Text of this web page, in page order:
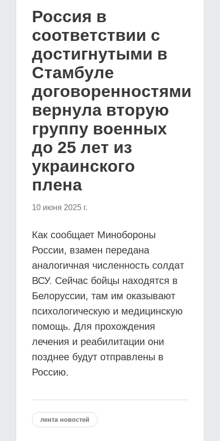
Россия в
соответствии с
достигнутыми в
Стамбуле
договоренностями
вернула вторую
группу военных
до 25 лет из
украинского
плена
10 июня 2025 г.
Как сообщает Минобороны
России, взамен передана
аналогичная численность солдат
ВСУ. Сейчас бойцы находятся в
Белоруссии, там им оказывают
психологическую и медицинскую
помощь. Для прохождения
лечения и реабилитации они
позднее будут отправлены в
Россию.
лента новостей